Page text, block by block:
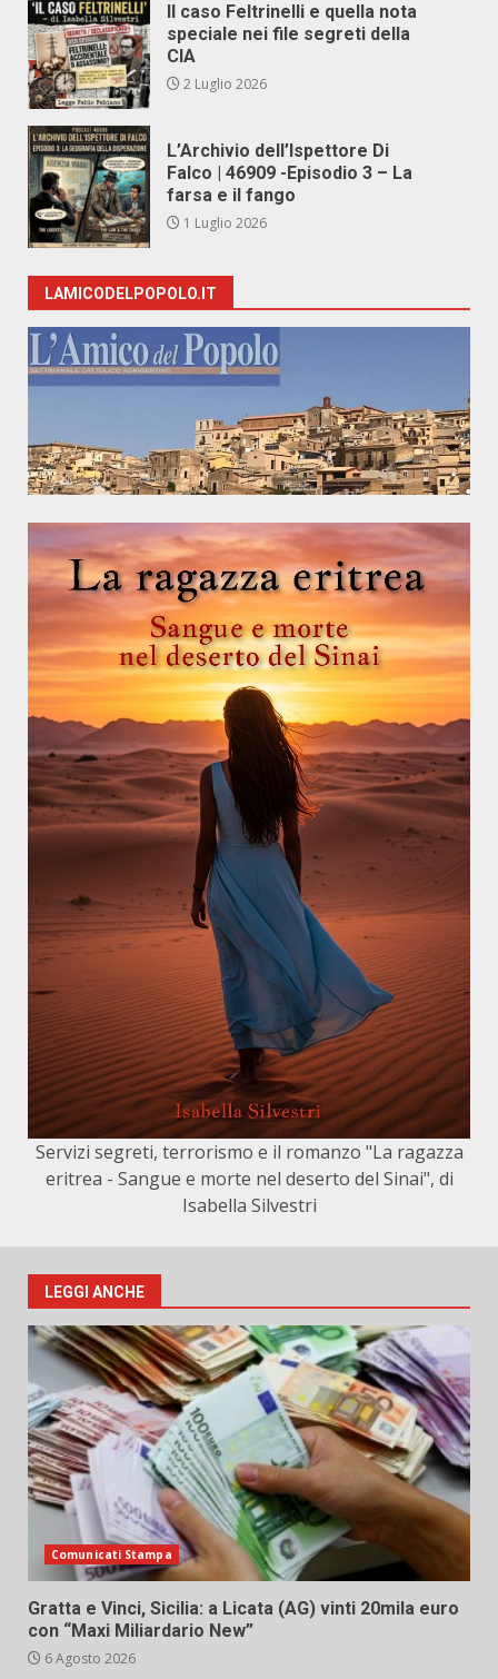
Il caso Feltrinelli e quella nota
speciale nei file segreti della
CIA
2 Luglio 2026
L’Archivio dell’Ispettore Di
Falco | 46909 -Episodio 3 – La
farsa e il fango
1 Luglio 2026
LAMICODELPOPOLO.IT
Servizi segreti, terrorismo e il romanzo "La ragazza
eritrea - Sangue e morte nel deserto del Sinai", di
Isabella Silvestri
LEGGI ANCHE
Comunicati Stampa
Gratta e Vinci, Sicilia: a Licata (AG) vinti 20mila euro
con “Maxi Miliardario New”
6 Agosto 2026